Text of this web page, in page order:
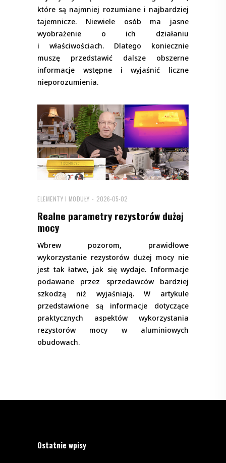
które są najmniej rozumiane i najbardziej
tajemnicze. Niewiele osób ma jasne
wyobrażenie o ich działaniu
i właściwościach. Dlatego koniecznie
muszę przedstawić dalsze obszerne
informacje wstępne i wyjaśnić liczne
nieporozumienia.
ELEMENTY I MODUŁY 2026-05-02
Realne parametry rezystorów dużej
mocy
Wbrew pozorom, prawidłowe
wykorzystanie rezystorów dużej mocy nie
jest tak łatwe, jak się wydaje. Informacje
podawane przez sprzedawców bardziej
szkodzą niż wyjaśniają. W artykule
przedstawione są informacje dotyczące
praktycznych aspektów wykorzystania
rezystorów mocy w aluminiowych
obudowach.
Ostatnie wpisy